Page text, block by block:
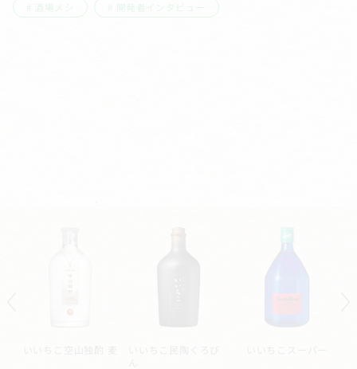
酒場メシ 開発者インタビュー